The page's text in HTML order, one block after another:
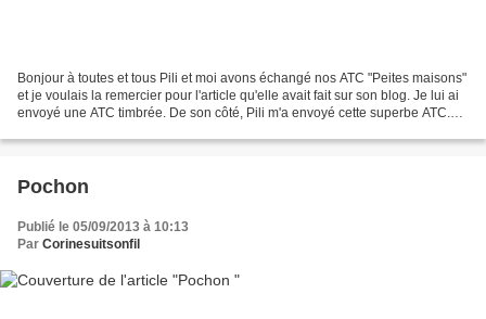
Bonjour à toutes et tous Pili et moi avons échangé nos ATC "Peites maisons"
et je voulais la remercier pour l'article qu'elle avait fait sur son blog. Je lui ai
envoyé une ATC timbrée. De son côté, Pili m'a envoyé cette superbe ATC.
Pochon
Publié le 05/09/2013 à 10:13
Par Corinesuitsonfil